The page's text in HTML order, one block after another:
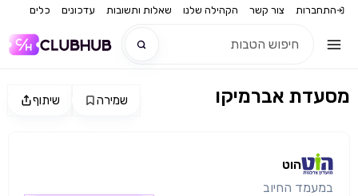
התחברות צור קשר הקהילה שלנו שאלות ותשובות עדכונים כלים
חדש שיתוף שמירה מסעדת אברמיקו
הוט
במעמד החיוב